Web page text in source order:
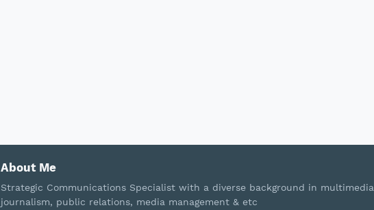
About Me
Strategic Communications Specialist with a diverse background in multimedia
journalism, public relations, media management & etc